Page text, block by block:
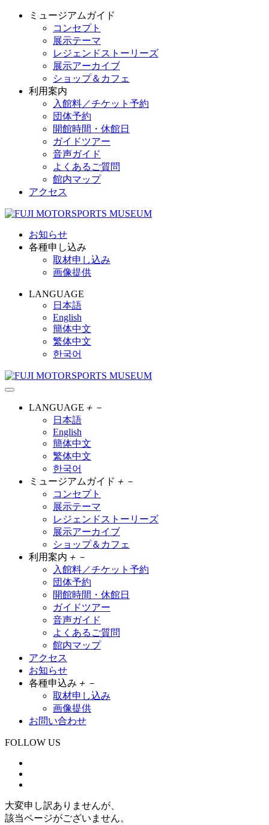
ミュージアムガイド
コンセプト
展示テーマ
レジェンドストーリーズ
展示アーカイブ
ショップ＆カフェ
利用案内
入館料／チケット予約
団体予約
開館時間・休館日
ガイドツアー
音声ガイド
よくあるご質問
館内マップ
アクセス
お知らせ
各種申し込み
取材申し込み
画像提供
LANGUAGE
日本語
English
簡体中文
繁体中文
한국어
LANGUAGE ＋ －
日本語
English
簡体中文
繁体中文
한국어
ミュージアムガイド ＋ －
コンセプト
展示テーマ
レジェンドストーリーズ
展示アーカイブ
ショップ＆カフェ
利用案内 ＋ －
入館料／チケット予約
団体予約
開館時間・休館日
ガイドツアー
音声ガイド
よくあるご質問
館内マップ
アクセス
お知らせ
各種申込み ＋ －
取材申し込み
画像提供
お問い合わせ
FOLLOW US
大変申し訳ありませんが、
該当ページがございません。